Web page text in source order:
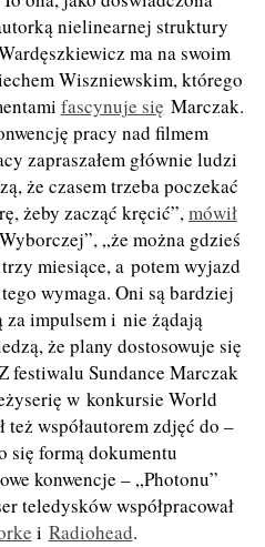
nielinearnej struktury
ma na swoim
Wiszniewskim, którego
fascynuje się Marczak.
pracy nad filmem
zapraszałem głównie ludzi
że czasem trzeba poczekać
żeby zacząć kręcić”,mówił
„że można gdzieś
miesiące, a potem wyjazd
wymaga. Oni są bardziej
impulsem i nie żądają
że plany dostosowuje się
festiwalu Sundance Marczak
w konkursie World
też współautorem zdjęć do –
się formą dokumentu
konwencje – „Photonu”
teledysków współpracował
i Radiohead.